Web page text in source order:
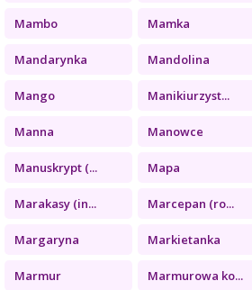
Mambo Mamka
Mandarynka Mandolina
Mango Manikiurzyst...
Manna Manowce
Manuskrypt (... Mapa
Marakasy (in... Marcepan (ro...
Margaryna Markietanka
Marmur Marmurowa ko...